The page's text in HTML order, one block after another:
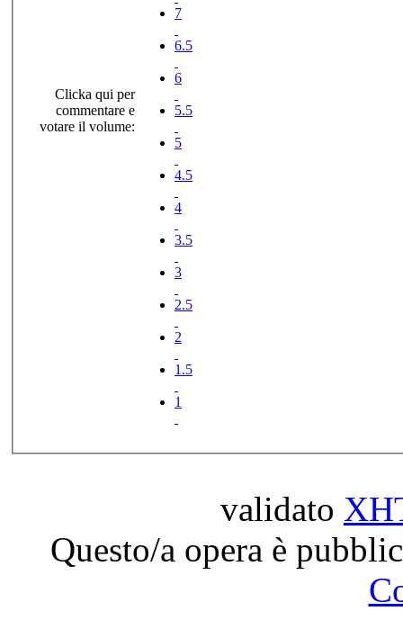
Clicka qui per
commentare e
votare il volume:
7
6.5
6
5.5
5
4.5
4
3.5
3
2.5
2
1.5
1
validato
Questo/a opera è